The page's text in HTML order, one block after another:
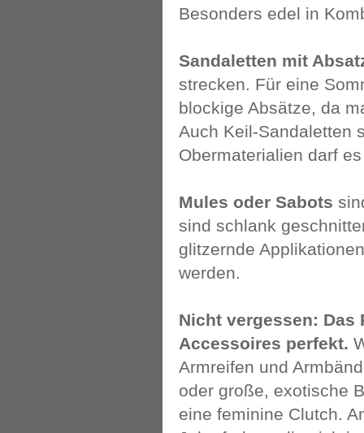
Besonders edel in
Sandaletten mit
strecken. Für eine
blockige Absätze, da
Auch Keil-Sandaletten
Obermaterialien darf
Mules oder Sabots
sind schlank
glitzernde
werden.
Nicht vergessen: Das
Accessoires perfekt.
Armreifen und
oder große, exotische
eine feminine Clutch.